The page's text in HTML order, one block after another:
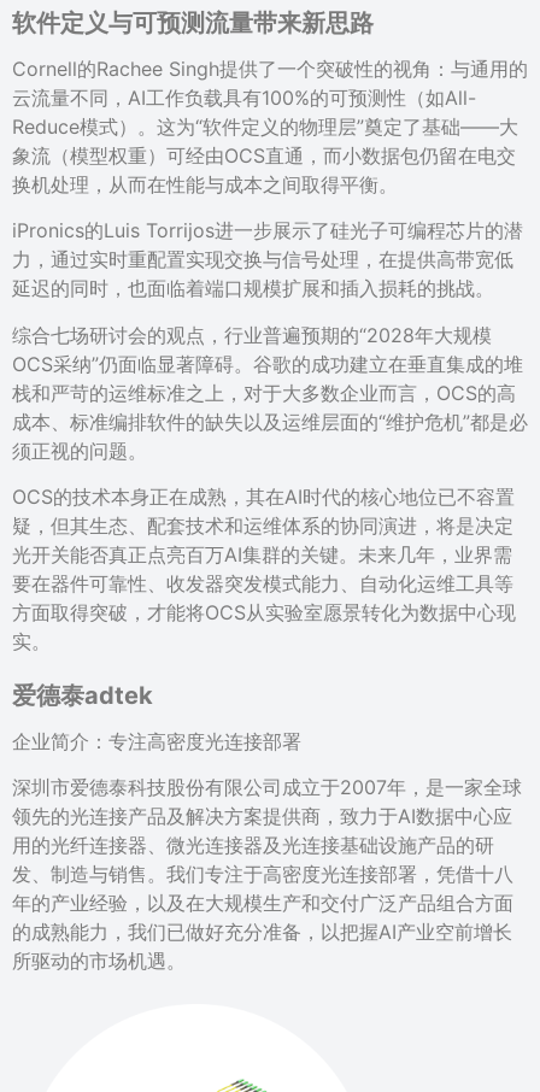
软件定义与可预测流量带来新思路
Cornell的Rachee Singh提供了一个突破性的视角：与通用的
云流量不同，AI工作负载具有100%的可预测性（如All-
Reduce模式）。这为“软件定义的物理层”奠定了基础——大
象流（模型权重）可经由OCS直通，而小数据包仍留在电交
换机处理，从而在性能与成本之间取得平衡。
iPronics的Luis Torrijos进一步展示了硅光子可编程芯片的潜
力，通过实时重配置实现交换与信号处理，在提供高带宽低
延迟的同时，也面临着端口规模扩展和插入损耗的挑战。
综合七场研讨会的观点，行业普遍预期的“2028年大规模
OCS采纳”仍面临显著障碍。谷歌的成功建立在垂直集成的堆
栈和严苛的运维标准之上，对于大多数企业而言，OCS的高
成本、标准编排软件的缺失以及运维层面的“维护危机”都是必
须正视的问题。
OCS的技术本身正在成熟，其在AI时代的核心地位已不容置
疑，但其生态、配套技术和运维体系的协同演进，将是决定
光开关能否真正点亮百万AI集群的关键。未来几年，业界需
要在器件可靠性、收发器突发模式能力、自动化运维工具等
方面取得突破，才能将OCS从实验室愿景转化为数据中心现
实。
爱德泰adtek
企业简介：专注高密度光连接部署
深圳市爱德泰科技股份有限公司成立于2007年，是一家全球
领先的光连接产品及解决方案提供商，致力于AI数据中心应
用的光纤连接器、微光连接器及光连接基础设施产品的研
发、制造与销售。我们专注于高密度光连接部署，凭借十八
年的产业经验，以及在大规模生产和交付广泛产品组合方面
的成熟能力，我们已做好充分准备，以把握AI产业空前增长
所驱动的市场机遇。